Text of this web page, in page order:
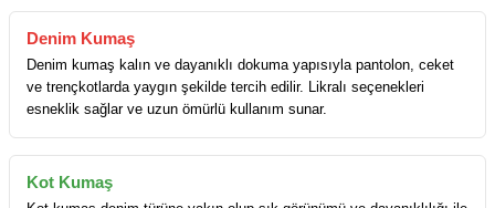
Denim Kumaş
Denim kumaş kalın ve dayanıklı dokuma yapısıyla pantolon, ceket
ve trençkotlarda yaygın şekilde tercih edilir. Likralı seçenekleri
esneklik sağlar ve uzun ömürlü kullanım sunar.
Kot Kumaş